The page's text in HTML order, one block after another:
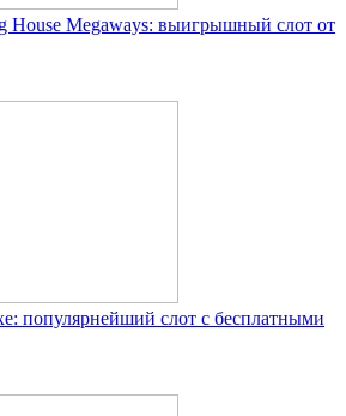
House Megaways: выигрышный слот от
популярнейший слот с бесплатными